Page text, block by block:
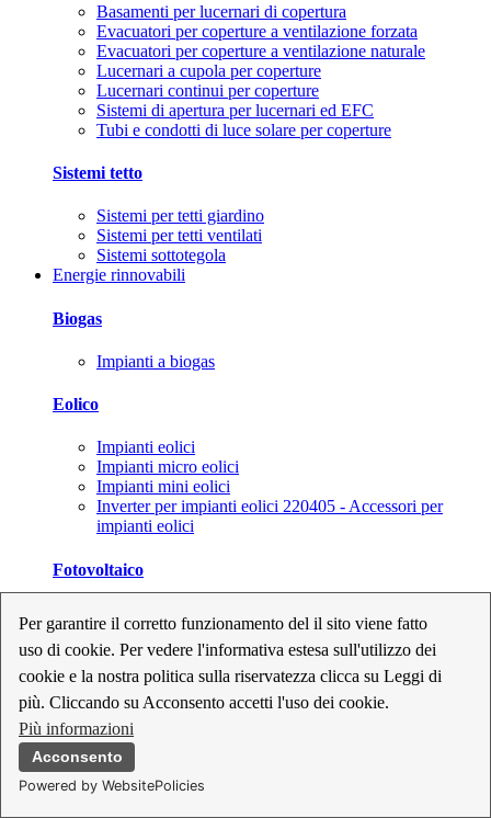
Per garantire il corretto funzionamento del il sito viene fatto
uso di cookie. Per vedere l'informativa estesa sull'utilizzo dei
cookie e la nostra politica sulla riservatezza clicca su Leggi di
più. Cliccando su Acconsento accetti l'uso dei cookie.
Più informazioni
Acconsento
Powered by WebsitePolicies
Basamenti per lucernari di copertura
Evacuatori per coperture a ventilazione forzata
Evacuatori per coperture a ventilazione naturale
Lucernari a cupola per coperture
Lucernari continui per coperture
Sistemi di apertura per lucernari ed EFC
Tubi e condotti di luce solare per coperture
Sistemi tetto
Sistemi per tetti giardino
Sistemi per tetti ventilati
Sistemi sottotegola
Energie rinnovabili
Biogas
Impianti a biogas
Eolico
Impianti eolici
Impianti micro eolici
Impianti mini eolici
Inverter per impianti eolici 220405 - Accessori per
impianti eolici
Fotovoltaico
Inverter per impianti fotovoltaici
Kit per impianti fotovoltaici
Moduli fotovoltaici
Sistemi di monitoraggio per impianti fotovoltaici
Strumenti di collaudo e configurazione per impianti
fotovoltaici
Supporti per impianti fotovoltaici
Geotermia